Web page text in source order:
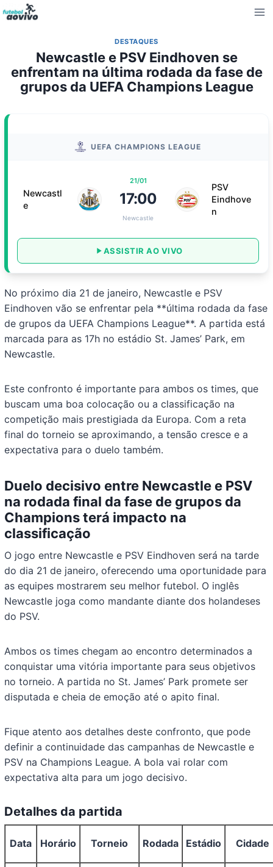
Pular
para
Conteúdo
DESTAQUES
Newcastle e PSV Eindhoven se
enfrentam na última rodada da fase de
grupos da UEFA Champions League
UEFA CHAMPIONS LEAGUE
Newcastl
e
21/01
17:00
Newcastle
PSV
Eindhove
n
ASSISTIR AO VIVO
No próximo dia 21 de janeiro, Newcastle e PSV
Eindhoven vão se enfrentar pela **última rodada da fase
de grupos da UEFA Champions League**. A partida está
marcada para as 17h no estádio St. James’ Park, em
Newcastle.
Este confronto é importante para ambos os times, que
buscam uma boa colocação ou a classificação na
competição mais prestigiada da Europa. Com a reta
final do torneio se aproximando, a tensão cresce e a
expectativa para o duelo também.
Duelo decisivo entre Newcastle e PSV
na rodada final da fase de grupos da
Champions terá impacto na
classificação
O jogo entre Newcastle e PSV Eindhoven será na tarde
do dia 21 de janeiro, oferecendo uma oportunidade para
as equipes mostrarem seu melhor futebol. O inglês
Newcastle joga como mandante diante dos holandeses
do PSV.
Ambos os times chegam ao encontro determinados a
conquistar uma vitória importante para seus objetivos
no torneio. A partida no St. James’ Park promete ser
disputada e cheia de emoção até o apito final.
Fique atento aos detalhes deste confronto, que pode
definir a continuidade das campanhas de Newcastle e
PSV na Champions League. A bola vai rolar com
expectativa alta para um jogo decisivo.
Detalhes da partida
Data Horário Torneio Rodada Estádio Cidade